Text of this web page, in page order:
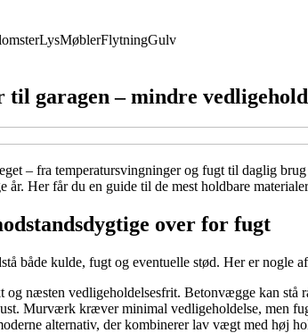
LysMøblerFlytningGulv
garagen – mindre
– fra temperatursvingninger og fugt til daglig
år. Her får du en guide til de mest holdbare
over for fugt
både kulde, fugt og eventuelle stød. Her er nogle
og næsten vedligeholdelsesfrit. Betonvægge kan stå
Murværk kræver minimal vedligeholdelse, men
alternativ, der kombinerer lav vægt med høj